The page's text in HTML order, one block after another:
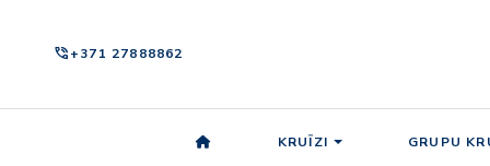
phone_in_talk+371 27888862
KRUĪZI GRUPU